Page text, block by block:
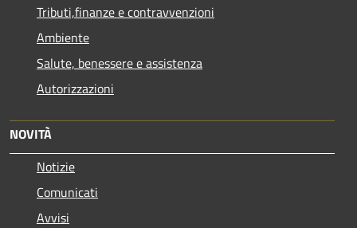
Tributi,finanze e contravvenzioni
Ambiente
Salute, benessere e assistenza
Autorizzazioni
NOVITÀ
Notizie
Comunicati
Avvisi